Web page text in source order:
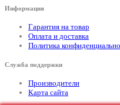
Информация
Гарантия на товар
Оплата и доставка
Политика
Служба поддержки
Производители
Карта сайта